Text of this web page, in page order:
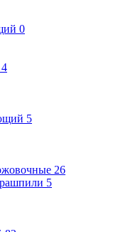
0
4
5
26
5